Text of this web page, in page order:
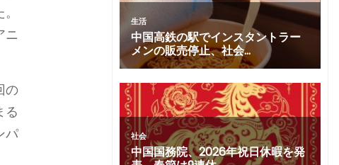
ニ
の
る
パ